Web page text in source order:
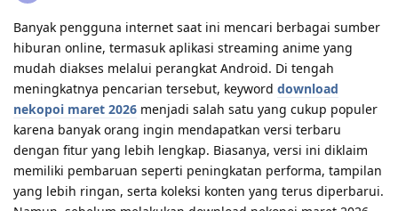
Banyak pengguna internet saat ini mencari berbagai sumber
hiburan online, termasuk aplikasi streaming anime yang
mudah diakses melalui perangkat Android. Di tengah
meningkatnya pencarian tersebut, keyword download
nekopoi maret 2026 menjadi salah satu yang cukup populer
karena banyak orang ingin mendapatkan versi terbaru
dengan fitur yang lebih lengkap. Biasanya, versi ini diklaim
memiliki pembaruan seperti peningkatan performa, tampilan
yang lebih ringan, serta koleksi konten yang terus diperbarui.